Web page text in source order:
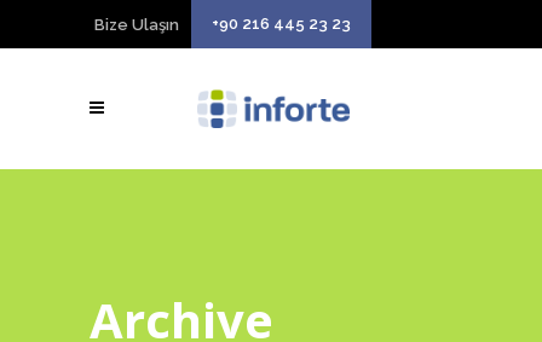
Bize Ulaşın +90 216 445 23 23
Archive